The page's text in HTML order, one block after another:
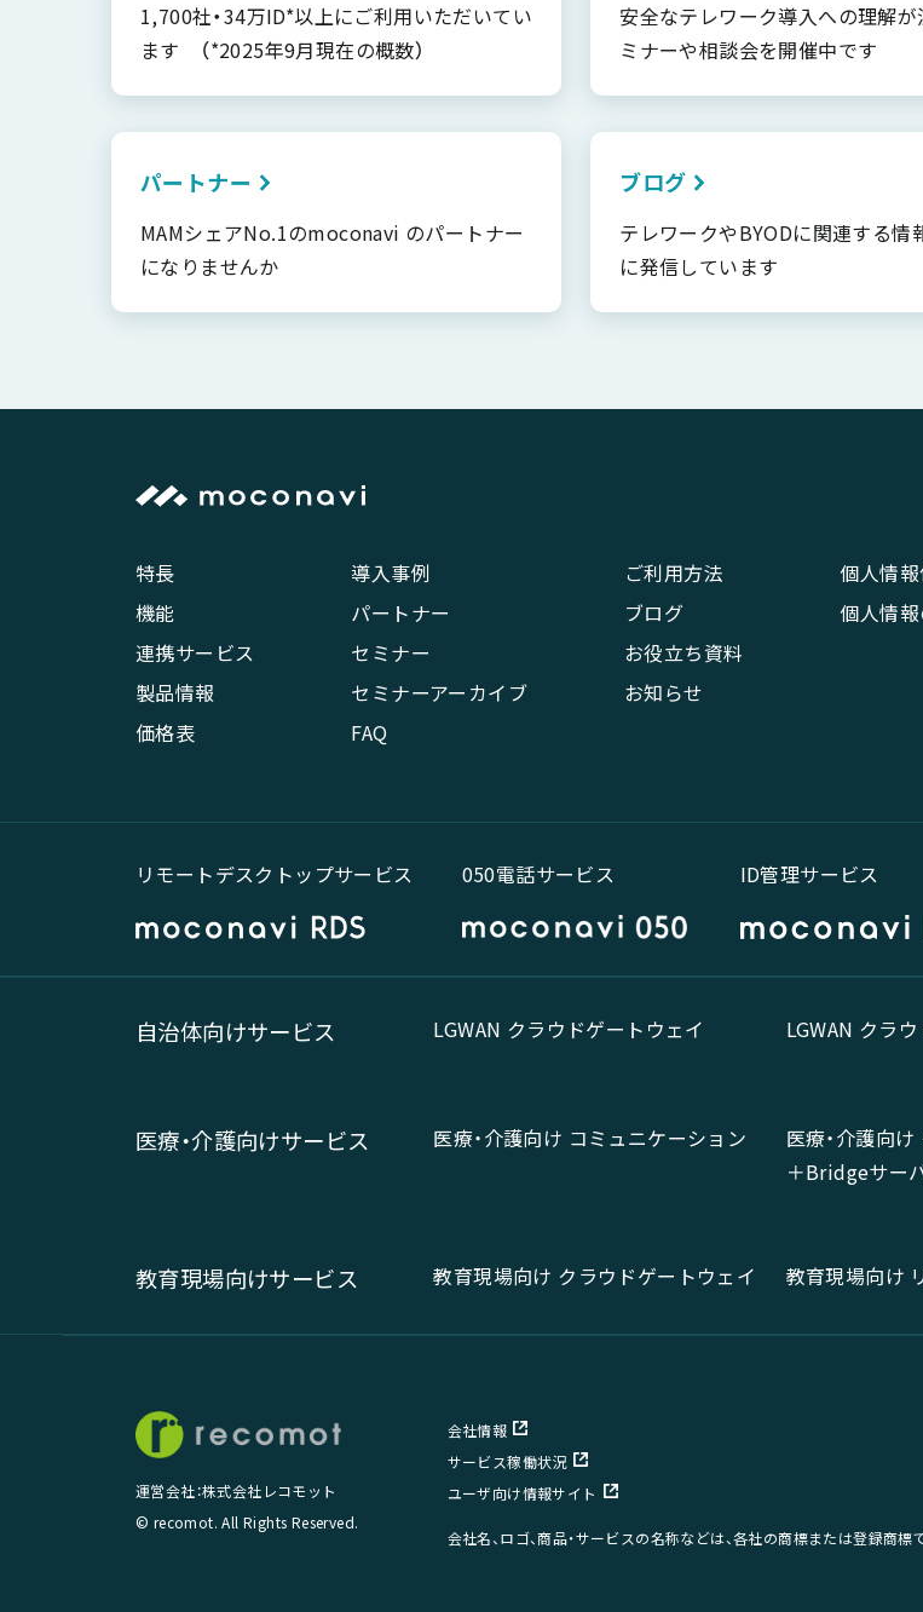
1,700社・34万ID*以上にご利用いただいてい
ます （*2025年9月現在の概数）
安全なテレワーク導入への理解が
ミナーや相談会を開催中です
パートナー
MAMシェアNo.1のmoconavi のパートナー
になりませんか
ブログ
テレワークやBYODに関連する情
に発信しています
特長
機能
連携サービス
製品情報
価格表
導入事例
パートナー
セミナー
セミナーアーカイブ
FAQ
ご利用方法
ブログ
お役立ち資料
お知らせ
個人情
個人情
リモートデスクトップサービス 050電話サービス ID管理サービス
自治体向けサービス LGWAN クラウドゲートウェイ LGWAN クラ
医療・介護向けサービス 医療・介護向け コミュニケーション
医療・介護向
＋Bridgeサー
教育現場向けサービス 教育現場向け クラウドゲートウェイ 教育現場向け
運営会社：株式会社レコモット
© recomot. All Rights Reserved.
会社情報
サービス稼働状況
ユーザ向け情報サイト
会社名、ロゴ、商品・サービスの名称などは、各社の商標または登録商標